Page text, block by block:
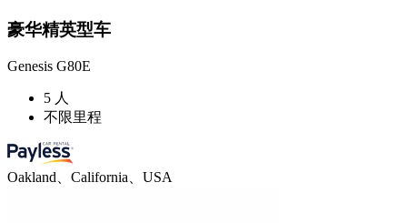
豪华精英型车
Genesis G80E
5 人
不限里程
Oakland、California、USA